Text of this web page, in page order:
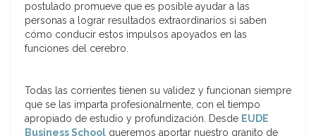
postulado promueve que es posible ayudar a las
personas a lograr resultados extraordinarios si saben
cómo conducir estos impulsos apoyados en las
funciones del cerebro.
Todas las corrientes tienen su validez y funcionan siempre
que se las imparta profesionalmente, con el tiempo
apropiado de estudio y profundización. Desde EUDE
Business School queremos aportar nuestro granito de